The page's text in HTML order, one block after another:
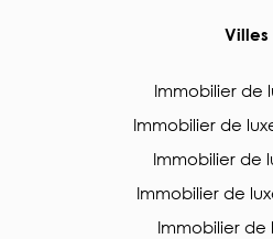
Villes
Immobilier de
Immobilier de
Immobilier de
Immobilier de
Immobilier de